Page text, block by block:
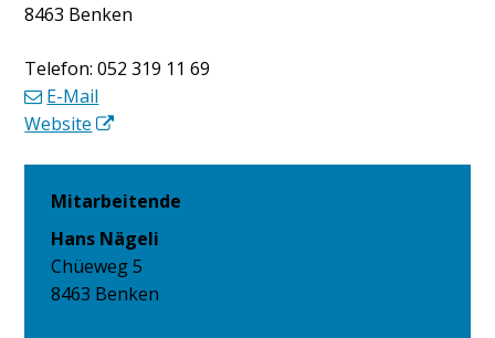
8463 Benken
Telefon:052 319 11 69
E-Mail
Website
Mitarbeitende
Hans Nägeli
Chüeweg 5
8463 Benken